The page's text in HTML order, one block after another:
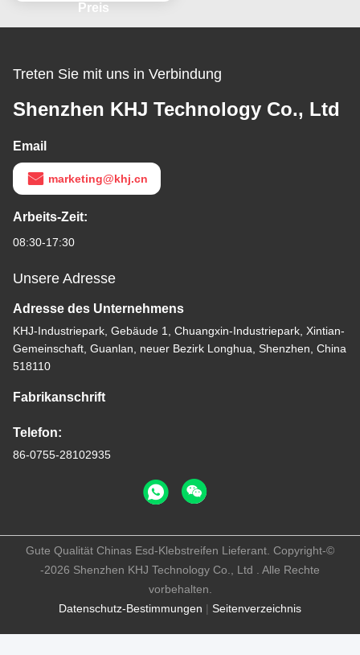
Preis
Treten Sie mit uns in Verbindung
Shenzhen KHJ Technology Co., Ltd
Email
marketing@khj.cn
Arbeits-Zeit:
08:30-17:30
Unsere Adresse
Adresse des Unternehmens
KHJ-Industriepark, Gebäude 1, Chuangxin-Industriepark, Xintian-
Gemeinschaft, Guanlan, neuer Bezirk Longhua, Shenzhen, China
518110
Fabrikanschrift
Telefon:
86-0755-28102935
Datenschutz-Bestimmungen | Seitenverzeichnis
Gute Qualität Chinas Esd-Klebstreifen Lieferant. Copyright-©
-2026 Shenzhen KHJ Technology Co., Ltd . Alle Rechte
vorbehalten.